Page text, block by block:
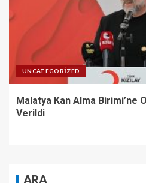
UNCATEGORIZED
Malatya Kan Alma Birimi’ne
Verildi
ARA